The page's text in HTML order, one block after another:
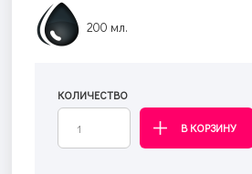
200 мл.
КОЛИЧЕСТВО